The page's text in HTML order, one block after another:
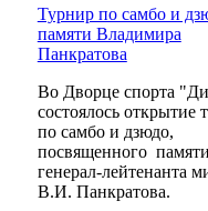
Турнир по самбо и
памяти Владимира
Панкратова
Во Дворце спорта
состоялось открытие
по самбо и дзюдо,
посвященного
генерал-лейтенанта
В.И. Панкратова.